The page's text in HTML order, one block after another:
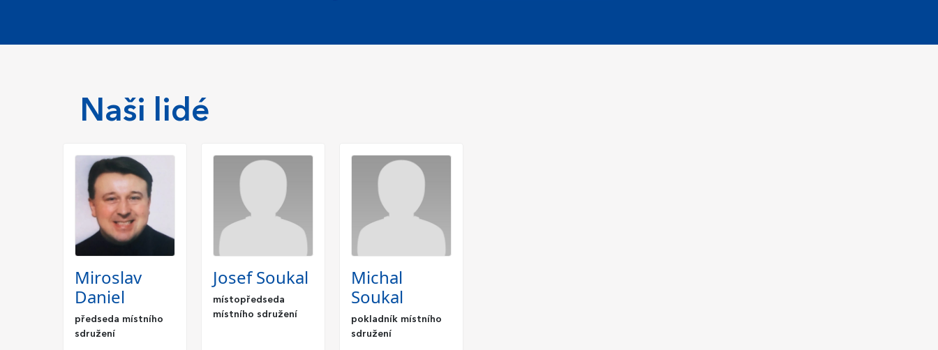
Naši lidé
Miroslav
Daniel
předseda místního
sdružení
Josef Soukal
místopředseda
místního sdružení
Michal
Soukal
pokladník místního
sdružení